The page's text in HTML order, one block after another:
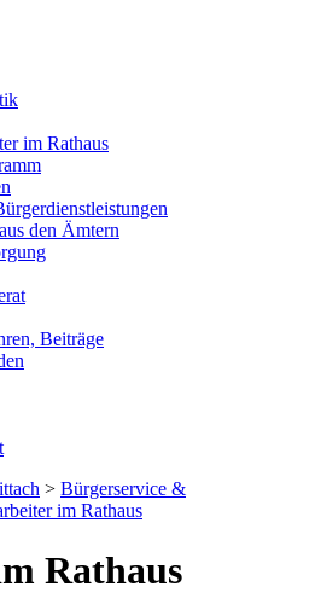
im Rathaus
den Ämtern
Beiträge
> Bürgerservice &
im Rathaus
Rathaus